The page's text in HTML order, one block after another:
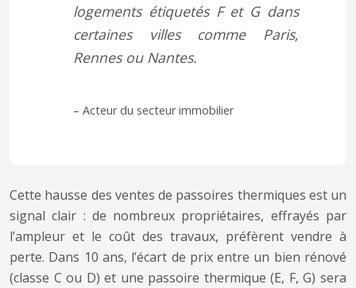
logements étiquetés F et G dans
certaines villes comme Paris,
Rennes ou Nantes.
– Acteur du secteur immobilier
Cette hausse des ventes de passoires thermiques est un
signal clair : de nombreux propriétaires, effrayés par
l’ampleur et le coût des travaux, préfèrent vendre à
perte. Dans 10 ans, l’écart de prix entre un bien rénové
(classe C ou D) et une passoire thermique (E, F, G) sera